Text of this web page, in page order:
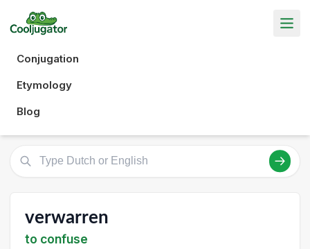
Conjugation
Etymology
Blog
verwarren
to confuse